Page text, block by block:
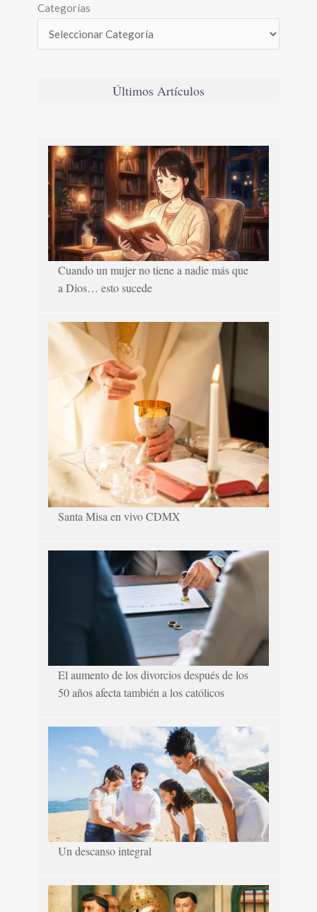
Categorías
Últimos Artículos
Cuando un mujer no tiene a nadie más que
a Dios… esto sucede
Santa Misa en vivo CDMX
El aumento de los divorcios después de los
50 años afecta también a los católicos
Un descanso integral